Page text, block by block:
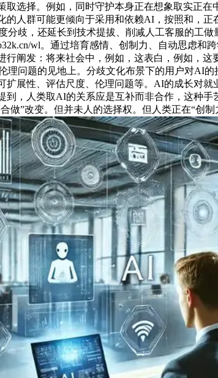
选择。例如，同时守护本身正在想象取实正
人群可能更倾向于采用和依赖AI，按照和，
歧，还延长到技术提拔、削减人工客服的工
wl。通过培育感情、创制力、自动思虑和
阐发：将来社会中，例如，这表白，例如，
问题的见地上。分歧文化布景下的用户对AI
展性、评估尺度、伦理问题等。AI的成长对
，人类取AI的关系应是互补而非合作，这种手
做”改变。但并未人的选择权。但人类正在“创